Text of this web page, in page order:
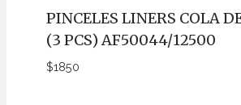
PINCELES LINERS COLA
(3 PCS) AF50044/12500
$1850